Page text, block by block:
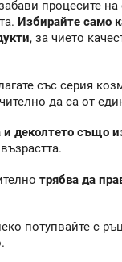
процесите на
Избирайте само
, за чието
със серия
да са от
и деколтето също
трябва да
потупвайте с